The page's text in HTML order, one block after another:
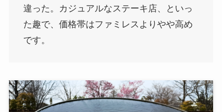
違った。カジュアルなステーキ店、といっ
た趣で、価格帯はファミレスよりやや高め
です。